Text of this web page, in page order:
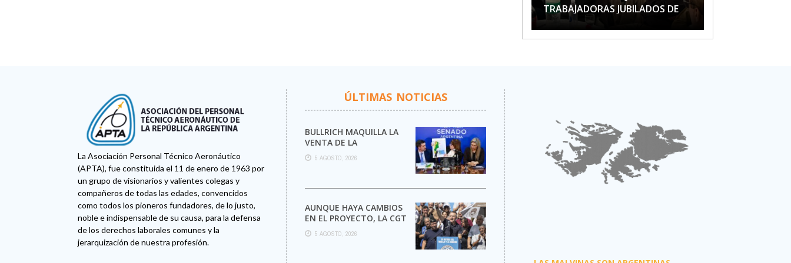
TRABAJADORAS JUBILADOS DE
APTA
La Asociación Personal Técnico Aeronáutico
(APTA), fue constituida el 11 de enero de 1963 por
un grupo de visionarios y valientes colegas y
compañeros de todas las edades, convencidos
como todos los pioneros fundadores, de lo justo,
noble e indispensable de su causa, para la defensa
de los derechos laborales comunes y la
jerarquización de nuestra profesión.
ÚLTIMAS NOTICIAS
BULLRICH MAQUILLA LA
VENTA DE LA
ARGENTINA
5 AGOSTO, 2026
AUNQUE HAYA CAMBIOS
EN EL PROYECTO, LA CGT
MARCHA AL CONGRESO
CONTRA LA LEY DE ...
5 AGOSTO, 2026